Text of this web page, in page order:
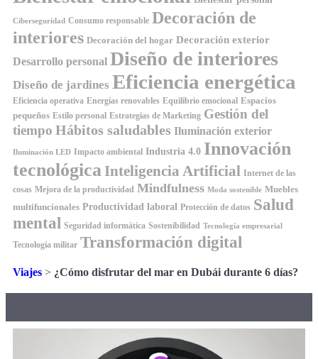
Ciberseguridad Consumo responsable Decoración de
interiores Decoración del hogar Decoración exterior
Desarrollo personal Diseño de interiores
Diseño de jardines Eficiencia energética
Eficiencia operativa Energías renovables Equilibrio emocional Espacios
pequeños Estilo personal Estrategias de Marketing Gestión del
tiempo Hábitos saludables Iluminación exterior
Iluminación LED Impacto ambiental Industria 4.0 Innovación
tecnológica Inteligencia Artificial Internet de las
cosas Mejora de la productividad Mindfulness Moda sostenible Muebles
multifuncionales Productividad laboral Protección de datos Salud
mental Seguridad informática Sostenibilidad Tecnología empresarial
Tecnología militar Transformación digital
Viajes > ¿Cómo disfrutar del mar en Dubái durante 6 días?